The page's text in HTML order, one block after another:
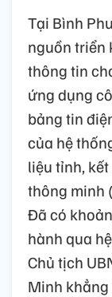
Tại Bình
nguồn triển
thông tin
ứng dụng
bảng tin
của hệ
liệu tỉnh,
thông minh
Đã có
hành qua
Chủ tịch
Minh